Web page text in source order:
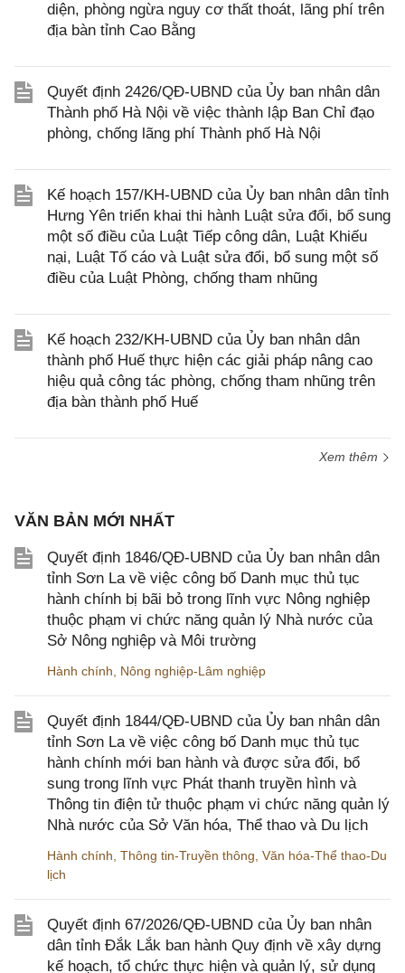
diện, phòng ngừa nguy cơ thất thoát, lãng phí trên
địa bàn tỉnh Cao Bằng
Quyết định 2426/QĐ-UBND của Ủy ban nhân dân
Thành phố Hà Nội về việc thành lập Ban Chỉ đạo
phòng, chống lãng phí Thành phố Hà Nội
Kế hoạch 157/KH-UBND của Ủy ban nhân dân tỉnh
Hưng Yên triển khai thi hành Luật sửa đổi, bổ sung
một số điều của Luật Tiếp công dân, Luật Khiếu
nại, Luật Tố cáo và Luật sửa đổi, bổ sung một số
điều của Luật Phòng, chống tham nhũng
Kế hoạch 232/KH-UBND của Ủy ban nhân dân
thành phố Huế thực hiện các giải pháp nâng cao
hiệu quả công tác phòng, chống tham nhũng trên
địa bàn thành phố Huế
Xem thêm
VĂN BẢN MỚI NHẤT
Quyết định 1846/QĐ-UBND của Ủy ban nhân dân
tỉnh Sơn La về việc công bố Danh mục thủ tục
hành chính bị bãi bỏ trong lĩnh vực Nông nghiệp
thuộc phạm vi chức năng quản lý Nhà nước của
Sở Nông nghiệp và Môi trường
Hành chính Nông nghiệp-Lâm nghiệp
Quyết định 1844/QĐ-UBND của Ủy ban nhân dân
tỉnh Sơn La về việc công bố Danh mục thủ tục
hành chính mới ban hành và được sửa đổi, bổ
sung trong lĩnh vực Phát thanh truyền hình và
Thông tin điện tử thuộc phạm vi chức năng quản lý
Nhà nước của Sở Văn hóa, Thể thao và Du lịch
Hành chính Thông tin-Truyền thông Văn hóa-Thể thao-Du
lịch
Quyết định 67/2026/QĐ-UBND của Ủy ban nhân
dân tỉnh Đắk Lắk ban hành Quy định về xây dựng
kế hoạch, tổ chức thực hiện và quản lý, sử dụng